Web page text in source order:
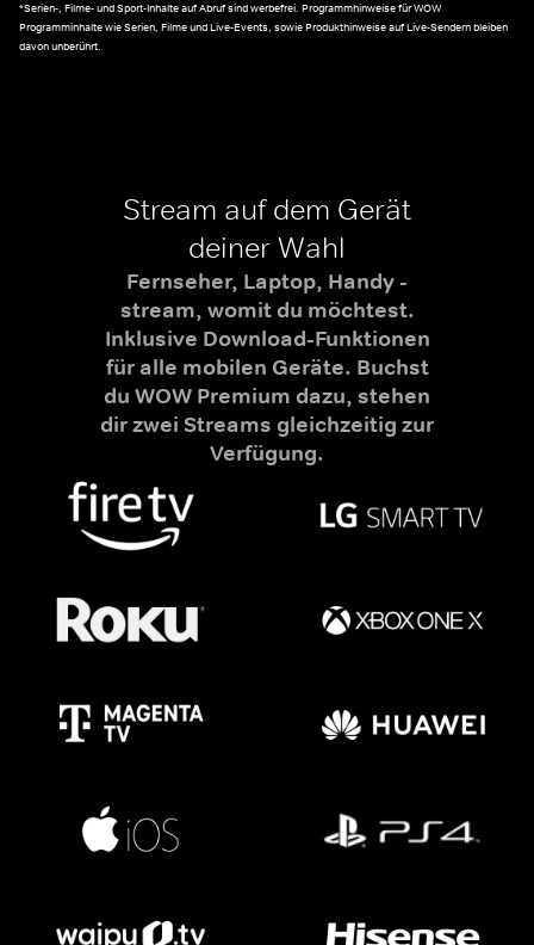
*Serien-, Filme- und Sport-Inhalte auf Abruf sind werbefrei. Programmhinweise für WOW
Programminhalte wie Serien, Filme und Live-Events, sowie Produkthinweise auf Live-Sendern bleiben
davon unberührt.
Stream auf dem Gerät
deiner Wahl
Fernseher, Laptop, Handy -
stream, womit du möchtest.
Inklusive Download-Funktionen
für alle mobilen Geräte. Buchst
du WOW Premium dazu, stehen
dir zwei Streams gleichzeitig zur
Verfügung.